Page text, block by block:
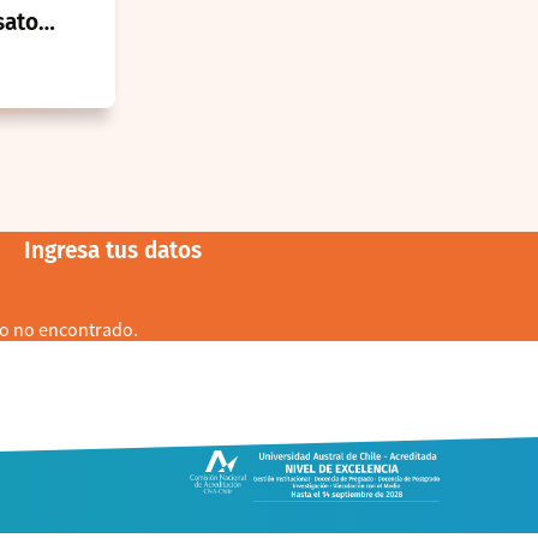
para
Ingresa tus datos
no encontrado.